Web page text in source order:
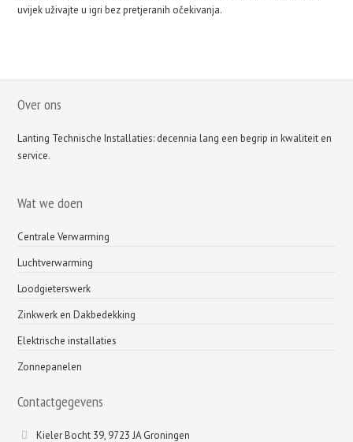
uvijek uživajte u igri bez pretjeranih očekivanja.
Over ons
Lanting Technische Installaties: decennia lang een begrip in kwaliteit en
service.
Wat we doen
Centrale Verwarming
Luchtverwarming
Loodgieterswerk
Zinkwerk en Dakbedekking
Elektrische installaties
Zonnepanelen
Contactgegevens
Kieler Bocht 39, 9723 JA Groningen